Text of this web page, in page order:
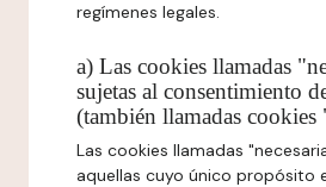
regímenes legales.
a) Las cookies llamadas
sujetas al consentimiento
(también llamadas
Las cookies llamadas
aquellas cuyo único propósito